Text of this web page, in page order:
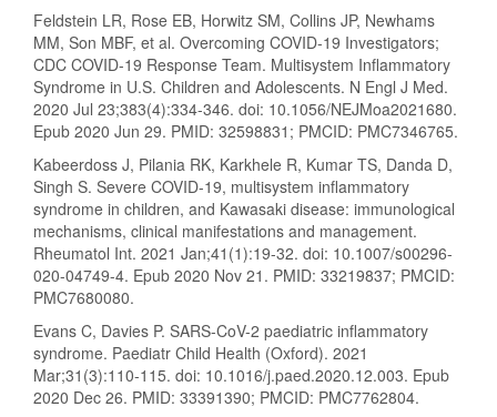
Feldstein LR, Rose EB, Horwitz SM, Collins JP, Newhams
MM, Son MBF, et al. Overcoming COVID-19 Investigators;
CDC COVID-19 Response Team. Multisystem Inflammatory
Syndrome in U.S. Children and Adolescents. N Engl J Med.
2020 Jul 23;383(4):334-346. doi: 10.1056/NEJMoa2021680.
Epub 2020 Jun 29. PMID: 32598831; PMCID: PMC7346765.
Kabeerdoss J, Pilania RK, Karkhele R, Kumar TS, Danda D,
Singh S. Severe COVID-19, multisystem inflammatory
syndrome in children, and Kawasaki disease: immunological
mechanisms, clinical manifestations and management.
Rheumatol Int. 2021 Jan;41(1):19-32. doi: 10.1007/s00296-
020-04749-4. Epub 2020 Nov 21. PMID: 33219837; PMCID:
PMC7680080.
Evans C, Davies P. SARS-CoV-2 paediatric inflammatory
syndrome. Paediatr Child Health (Oxford). 2021
Mar;31(3):110-115. doi: 10.1016/j.paed.2020.12.003. Epub
2020 Dec 26. PMID: 33391390; PMCID: PMC7762804.